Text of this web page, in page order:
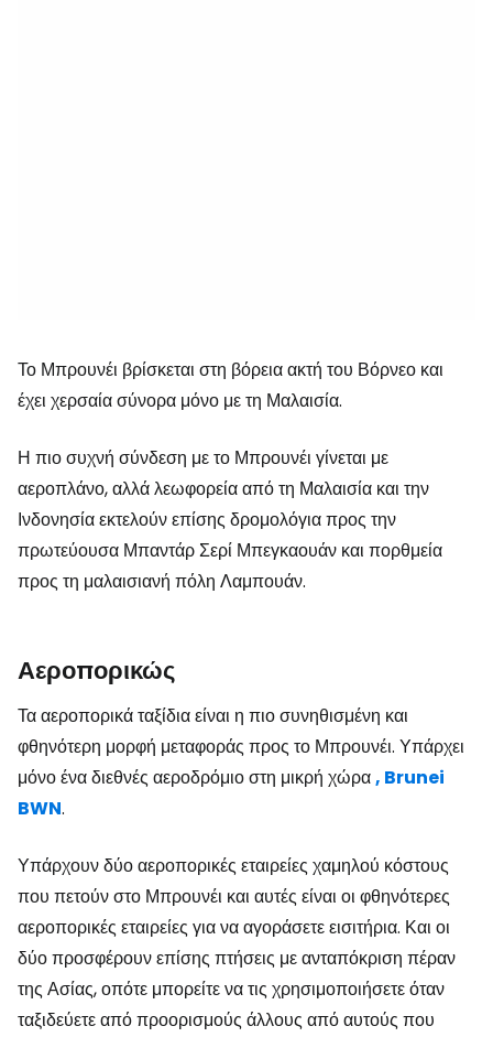
Το Μπρουνέι βρίσκεται στη βόρεια ακτή του Βόρνεο και
έχει χερσαία σύνορα μόνο με τη Μαλαισία.
Η πιο συχνή σύνδεση με το Μπρουνέι γίνεται με
αεροπλάνο, αλλά λεωφορεία από τη Μαλαισία και την
Ινδονησία εκτελούν επίσης δρομολόγια προς την
πρωτεύουσα Μπαντάρ Σερί Μπεγκαουάν και πορθμεία
προς τη μαλαισιανή πόλη Λαμπουάν.
Αεροπορικώς
Τα αεροπορικά ταξίδια είναι η πιο συνηθισμένη και
φθηνότερη μορφή μεταφοράς προς το Μπρουνέι. Υπάρχει
μόνο ένα διεθνές αεροδρόμιο στη μικρή χώρα, Brunei
BWN.
Υπάρχουν δύο αεροπορικές εταιρείες χαμηλού κόστους
που πετούν στο Μπρουνέι και αυτές είναι οι φθηνότερες
αεροπορικές εταιρείες για να αγοράσετε εισιτήρια. Και οι
δύο προσφέρουν επίσης πτήσεις με ανταπόκριση πέραν
της Ασίας, οπότε μπορείτε να τις χρησιμοποιήσετε όταν
ταξιδεύετε από προορισμούς άλλους από αυτούς που